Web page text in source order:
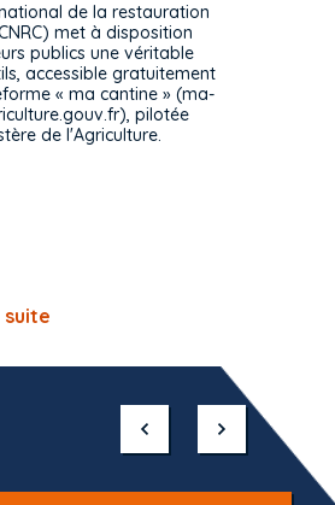
de la restauration
met à disposition
publics une véritable
accessible gratuitement
« ma cantine » (ma-
pilotée
de l'Agriculture.
suite